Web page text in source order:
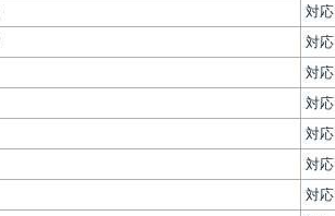
対応
対応
対応
対応
対応
対応
対応